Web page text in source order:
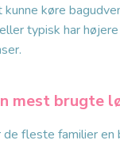
køre
typisk har
mest brugte
de fleste familier en